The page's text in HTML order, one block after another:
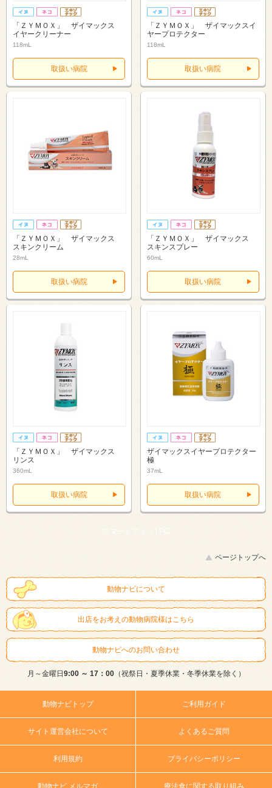
「ＺＹＭＯＸ」 ザイマックス
イヤークリーナー
118mL
取扱い病院
「ＺＹＭＯＸ」 ザイマックスイ
ヤープロテクター
118mL
取扱い病院
「ＺＹＭＯＸ」 ザイマックス
スキンクリーム
28mL
取扱い病院
「ＺＹＭＯＸ」 ザイマックス
スキンスプレー
60mL
取扱い病院
「ＺＹＭＯＸ」 ザイマックス
リンス
360mL
取扱い病院
ザイマックスイヤープロテクター
極
37mL
取扱い病院
スマートフォン | PC
ページトップへ
動物ナビについて
出店をお考えの動物病院様はこちら
動物ナビへのお問い合わせ
月～金曜日9:00 ～ 17：00（祝祭日・夏季休業・冬季休業を除く）
動物ナビトップ ご利用ガイド
サイト運営会社について よくあるご質問
利用規約 プライバシーポリシー
動物ナビ メルマガ 療法食に関する取り組み